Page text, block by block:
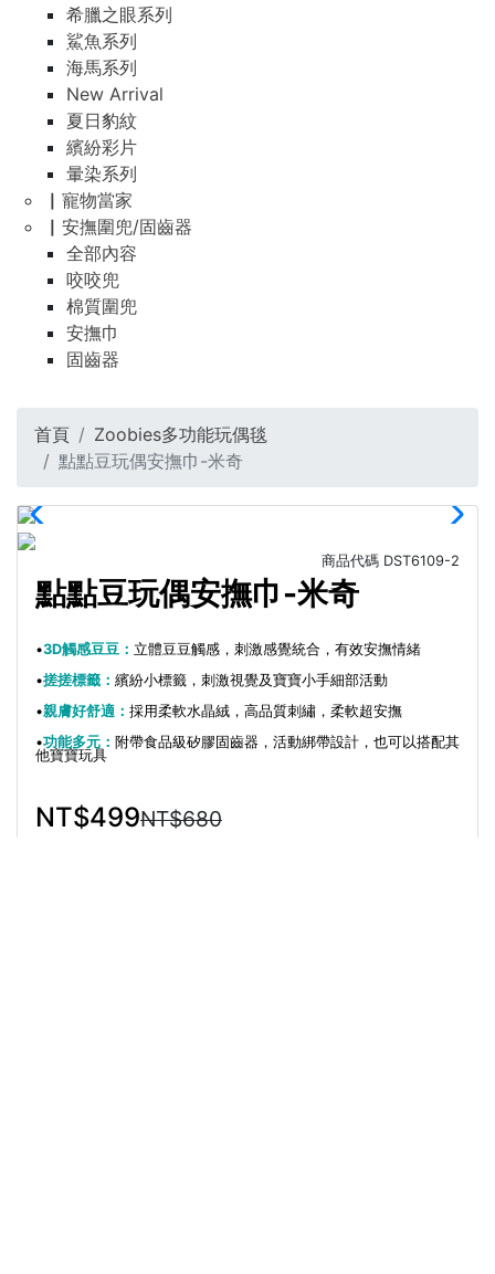
希臘之眼系列
鯊魚系列
海馬系列
New Arrival
夏日豹紋
繽紛彩片
暈染系列
▏寵物當家
▏安撫圍兜/固齒器
全部內容
咬咬兜
棉質圍兜
安撫巾
固齒器
首頁
Zoobies多功能玩偶毯
點點豆玩偶安撫巾-米奇
商品代碼 DST6109-2
點點豆玩偶安撫巾-米奇
•3D觸感豆豆： 立體豆豆觸感，刺激感覺統合，有效安撫情緒
•搓搓標籤： 繽紛小標籤，刺激視覺及寶寶小手細部活動
•親膚好舒適： 採用柔軟水晶絨，高品質刺繡，柔軟超安撫
•功能多元： 附帶食品級矽膠固齒器，活動綁帶設計，也可以搭配其
他寶寶玩具
NT$499NT$680